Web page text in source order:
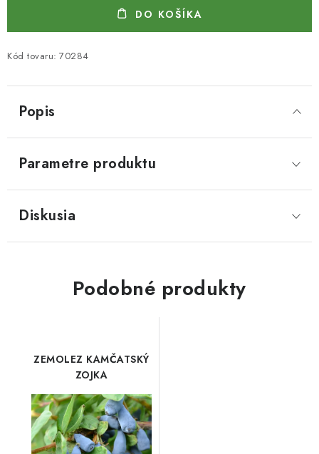
DO KOŠÍKA
Kód tovaru: 70284
Popis
Parametre produktu
Diskusia
Podobné produkty
ZEMOLEZ KAMČATSKÝ
ZOJKA